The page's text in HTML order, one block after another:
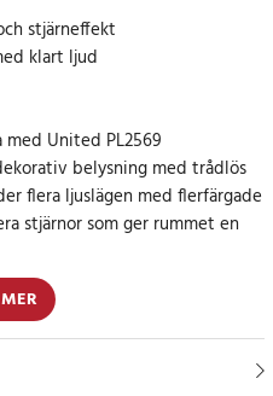
stjärneffekt
klart ljud
med United PL2569
belysning med trådlös
flera ljuslägen med flerfärgade
stjärnor som ger rummet en
på 2 x 2W gör det möjligt att
andra enheter, vilket
fjärrkontrollen kan du